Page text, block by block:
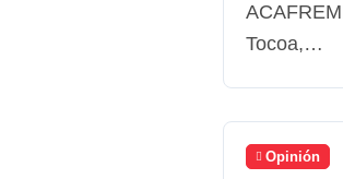
Tocoa,…
Opinión